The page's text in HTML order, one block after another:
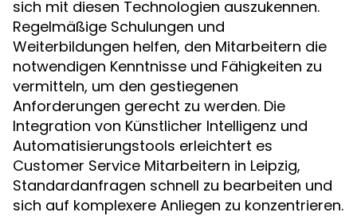
sich mit diesen Technologien auszukennen.
Regelmäßige Schulungen und
Weiterbildungen helfen, den Mitarbeitern die
notwendigen Kenntnisse und Fähigkeiten zu
vermitteln, um den gestiegenen
Anforderungen gerecht zu werden. Die
Integration von Künstlicher Intelligenz und
Automatisierungstools erleichtert es
Customer Service Mitarbeitern in Leipzig,
Standardanfragen schnell zu bearbeiten und
sich auf komplexere Anliegen zu konzentrieren.